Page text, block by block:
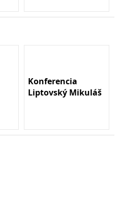
Konferencia
Liptovský Mikuláš